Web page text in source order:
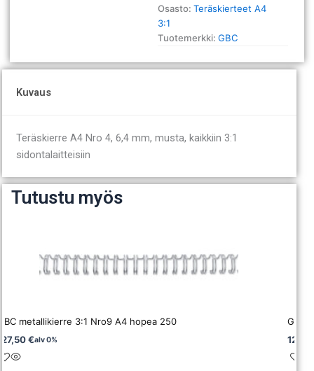
Osasto:Teräskierteet A4
3:1
Tuotemerkki:GBC
Kuvaus
Teräskierre A4 Nro 4, 6,4 mm, musta, kaikkiin 3:1
sidontalaitteisiin
Tutustu myös
metallikierre 3:1 Nro9 A4 hopea 250
€alv 0%
GBC